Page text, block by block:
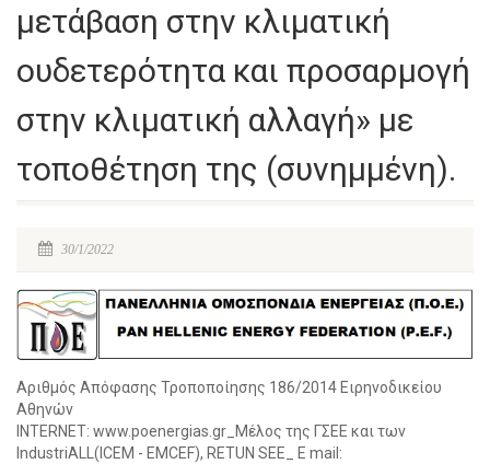
μετάβαση στην κλιματική
ουδετερότητα και προσαρμογή
στην κλιματική αλλαγή» με
τοποθέτηση της (συνημμένη).
30/1/2022
Αριθμός Απόφασης Τροποποίησης 186/2014 Ειρηνοδικείου
Αθηνών
INTERNET: www.poenergias.gr_Μέλος της ΓΣΕΕ και των
IndustriALL(ICEM - EMCEF), RETUN SEE_ E mail: